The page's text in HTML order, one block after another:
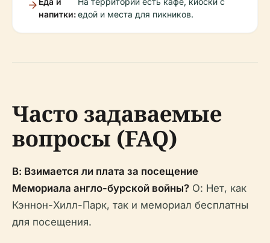
напитки:едой и места для пикников.
Часто задаваемые
вопросы (FAQ)
В: Взимается ли плата за посещение
Мемориала англо-бурской войны? О: Нет, как
Кэннон-Хилл-Парк, так и мемориал бесплатны
для посещения.